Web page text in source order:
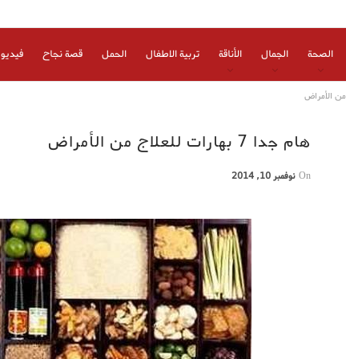
الصحة الجمال الأناقة تربية الاطفال الحمل قصة نجاح فيديو
هام جدا 7 بهارات للعلاج من الأمراض
On نوفمبر 10, 2014